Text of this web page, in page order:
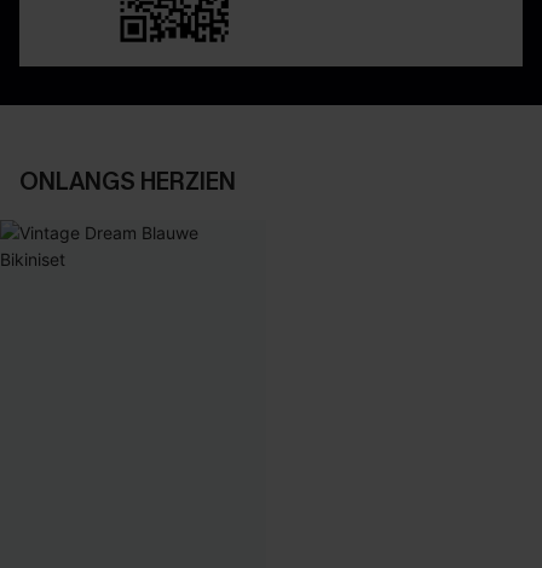
ONLANGS HERZIEN